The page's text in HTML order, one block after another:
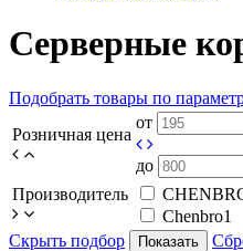
Серверные
Подобрать товары по
Розничная цена
от
до
Производитель
Chenbro1
Скрыть подбор
Показать